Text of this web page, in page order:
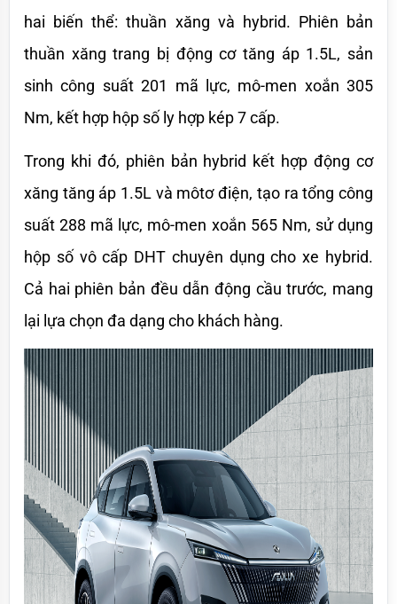
hai biến thể: thuần xăng và hybrid. Phiên bản
thuần xăng trang bị động cơ tăng áp 1.5L, sản
sinh công suất 201 mã lực, mô-men xoắn 305
Nm, kết hợp hộp số ly hợp kép 7 cấp.
Trong khi đó, phiên bản hybrid kết hợp động cơ
xăng tăng áp 1.5L và môtơ điện, tạo ra tổng công
suất 288 mã lực, mô-men xoắn 565 Nm, sử dụng
hộp số vô cấp DHT chuyên dụng cho xe hybrid.
Cả hai phiên bản đều dẫn động cầu trước, mang
lại lựa chọn đa dạng cho khách hàng.